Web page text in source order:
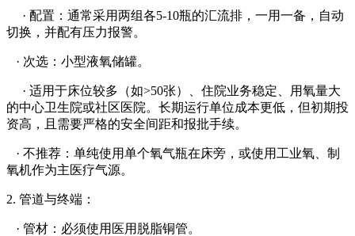
· 配置：通常采用两组各5-10瓶的汇流排，一用一备，自动
切换，并配有压力报警。
· 次选：小型液氧储罐。
· 适用于床位较多（如>50张）、住院业务稳定、用氧量大
的中心卫生院或社区医院。长期运行单位成本更低，但初期投
资高，且需要严格的安全间距和报批手续。
· 不推荐：单纯使用单个氧气瓶在床旁，或使用工业氧、制
氧机作为主医疗气源。
2. 管道与终端：
· 管材：必须使用医用脱脂铜管。